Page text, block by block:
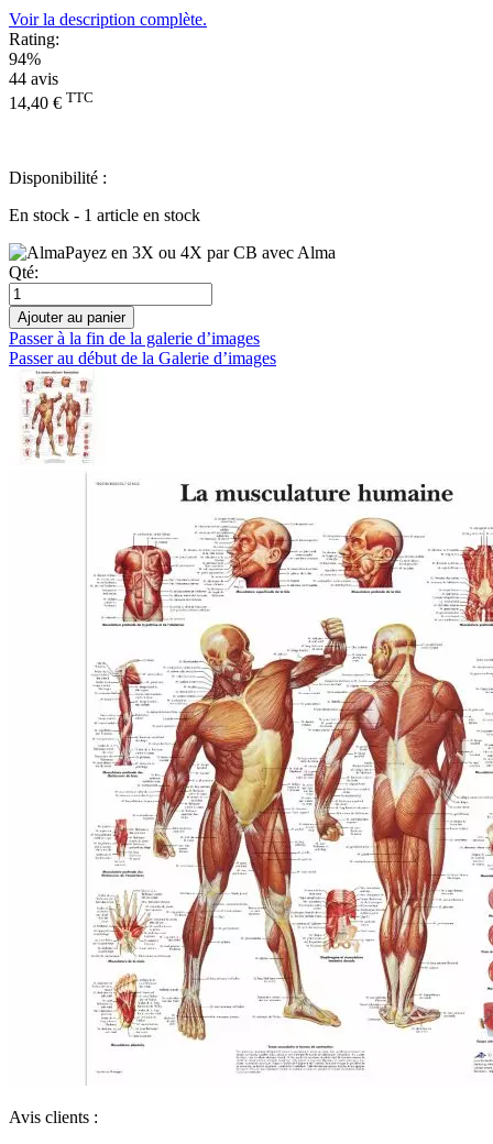
Voir la description complète.
Rating:
94%
44 avis
14,40 € TTC
Disponibilité :
En stock - 1 article en stock
Payez en 3X ou 4X par CB avec Alma
Qté:
Ajouter au panier
Passer à la fin de la galerie d’images
Passer au début de la Galerie d’images
Avis clients :